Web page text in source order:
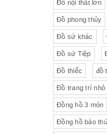
Đồ nội thất lớn
Đồ phong thủy
Đồ sứ khác
Đồ sứ Tiệp
Đồ thiếc đồ
Đồ trang trí nhỏ
Đồng hồ 3 món
Đồng hồ báo